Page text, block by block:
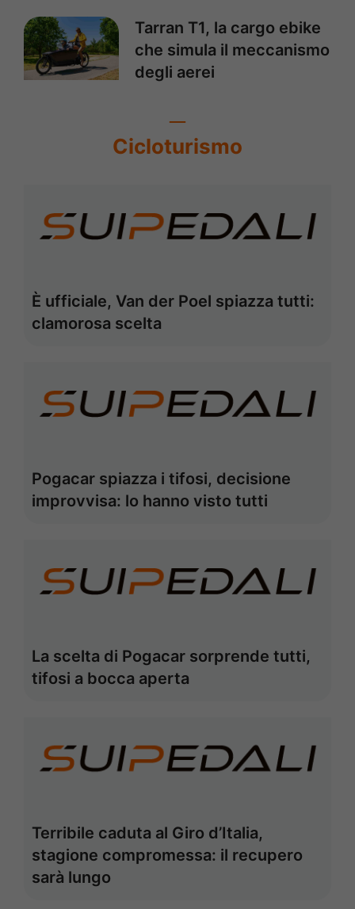
Tarran T1, la cargo ebike
che simula il meccanismo
degli aerei
Cicloturismo
È ufficiale, Van der Poel spiazza tutti:
clamorosa scelta
Pogacar spiazza i tifosi, decisione
improvvisa: lo hanno visto tutti
La scelta di Pogacar sorprende tutti,
tifosi a bocca aperta
Terribile caduta al Giro d’Italia,
stagione compromessa: il recupero
sarà lungo